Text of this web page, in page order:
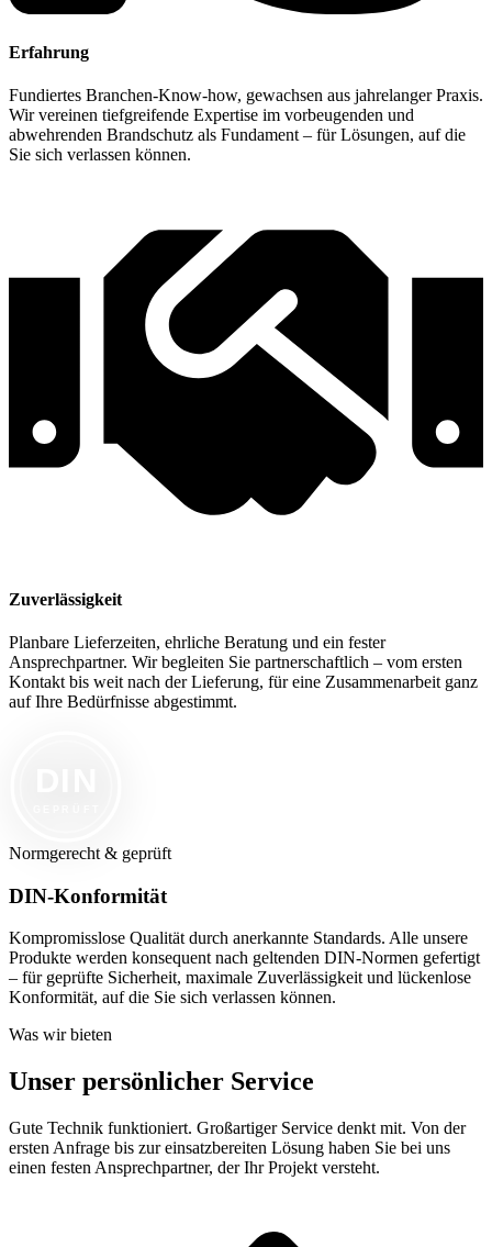
Erfahrung
Fundiertes Branchen-Know-how, gewachsen aus jahrelanger Praxis.
Wir vereinen tiefgreifende Expertise im vorbeugenden und
abwehrenden Brandschutz als Fundament – für Lösungen, auf die
Sie sich verlassen können.
Zuverlässigkeit
Planbare Lieferzeiten, ehrliche Beratung und ein fester
Ansprechpartner. Wir begleiten Sie partnerschaftlich – vom ersten
Kontakt bis weit nach der Lieferung, für eine Zusammenarbeit ganz
auf Ihre Bedürfnisse abgestimmt.
Normgerecht & geprüft
DIN-Konformität
Kompromisslose Qualität durch anerkannte Standards. Alle unsere
Produkte werden konsequent nach geltenden DIN-Normen gefertigt
– für geprüfte Sicherheit, maximale Zuverlässigkeit und lückenlose
Konformität, auf die Sie sich verlassen können.
Was wir bieten
Unser persönlicher Service
Gute Technik funktioniert. Großartiger Service denkt mit. Von der
ersten Anfrage bis zur einsatzbereiten Lösung haben Sie bei uns
einen festen Ansprechpartner, der Ihr Projekt versteht.